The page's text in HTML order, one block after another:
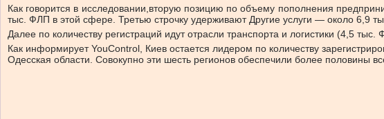
Как говорится в исследовании, вторую позицию по объему пополнения
тыс. ФЛП в этой сфере. Третью строчку удерживаютДругие услуги — около 6,9
Далее по количеству регистраций идут отрасли транспорта и логистики (4,5 тыс.
Как информирует YouControl, Киев остается лидером по количеству
Одесская области. Совокупно эти шесть регионов обеспечили более половины